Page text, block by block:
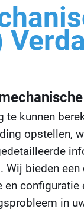
te kunnen
opstellen,
bieden
in